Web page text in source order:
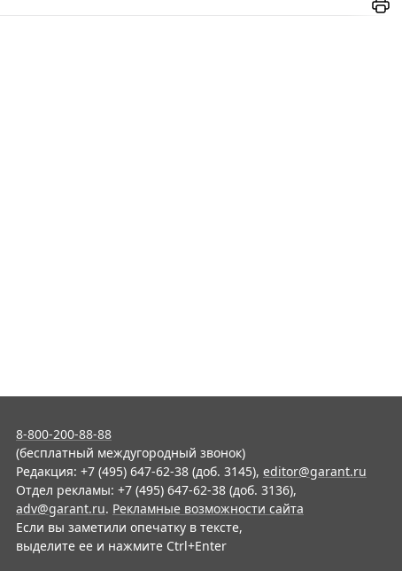
8-800-200-88-88
(бесплатный междугородный звонок)
Редакция: +7 (495) 647-62-38 (доб. 3145), editor@garant.ru
Отдел рекламы: +7 (495) 647-62-38 (доб. 3136),
adv@garant.ru. Рекламные возможности сайта
Если вы заметили опечатку в тексте,
выделите ее и нажмите Ctrl+Enter